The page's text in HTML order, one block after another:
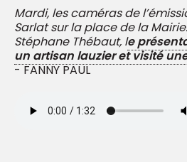
Mardi, les caméras de
Sarlat sur la place de la
Stéphane Thébaut, le
un artisan lauzier et visité
- FANNY PAUL